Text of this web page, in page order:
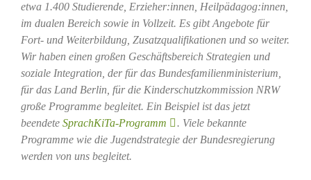
etwa 1.400 Studierende, Erzieher:innen, Heilpädagog:innen,
im dualen Bereich sowie in Vollzeit. Es gibt Angebote für
Fort- und Weiterbildung, Zusatzqualifikationen und so weiter.
Wir haben einen großen Geschäftsbereich Strategien und
soziale Integration, der für das Bundesfamilienministerium,
für das Land Berlin, für die Kinderschutzkommission NRW
große Programme begleitet. Ein Beispiel ist das jetzt
beendete SprachKiTa-Programm
. Viele bekannte
Programme wie die Jugendstrategie der Bundesregierung
werden von uns begleitet.